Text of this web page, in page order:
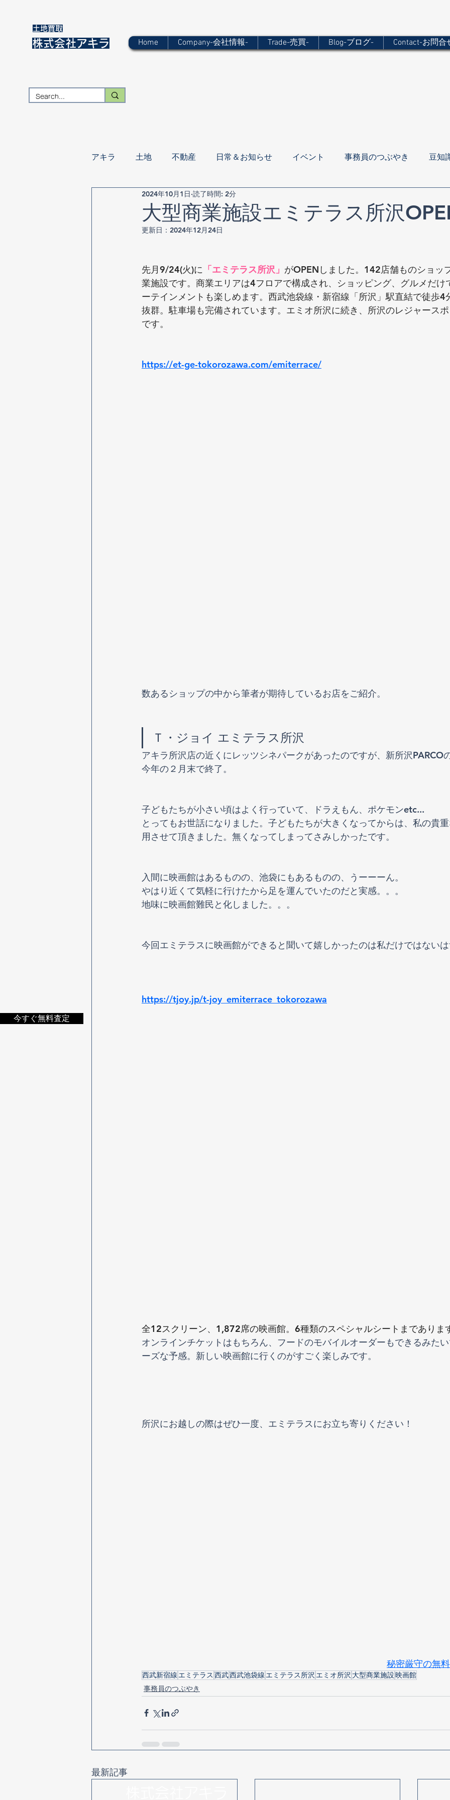
​土地買取
株式会社アキラ Home Company-会社情報- Trade-売買- Blog-ブログ- Contact-お問合
今すぐ無料査定
アキラ 土地 不動産 日常＆お知らせ イベント 事務員のつぶやき 豆知
大型商業施設エミテラス所沢
2024年10月1日 読了時間: 2分
更新日： 2024年12月24日
先月9/24(火)に 「エミテラス所沢」 がOPENしました。142店舗ものショッ
業施設です。商業エリアは4フロアで構成され、ショッピング、グルメだけ
ーテインメントも楽しめます。西武池袋線・新宿線「所沢」駅直結で徒歩4
抜群。駐車場も完備されています。エミオ所沢に続き、所沢のレジャース
です。
https://et-ge-tokorozawa.com/emiterrace/
数あるショップの中から筆者が期待しているお店をご紹介。
Ｔ・ジョイ エミテラス所沢
アキラ所沢店の近くにレッツシネパークがあったのですが、新所沢PARCO
今年の２月末で終了。
子どもたちが小さい頃はよく行っていて、ドラえもん、ポケモンetc...
とってもお世話になりました。子どもたちが大きくなってからは、私の貴
用させて頂きました。無くなってしまってさみしかったです。
入間に映画館はあるものの、池袋にもあるものの、うーーーん。
やはり近くて気軽に行けたから足を運んでいたのだと実感。。。
地味に映画館難民と化しました。。。
今回エミテラスに映画館ができると聞いて嬉しかったのは私だけではない
https://tjoy.jp/t-joy_emiterrace_tokorozawa
全12スクリーン、1,872席の映画館。6種類のスペシャルシートまでありま
オンラインチケットはもちろん、フードのモバイルオーダーもできるみた
ーズな予感。新しい映画館に行くのがすごく楽しみです。
所沢にお越しの際はぜひ一度、エミテラスにお立ち寄りください！
秘密厳守の無
西武新宿線 エミテラス 西武西武池袋線 エミテラス所沢 エミオ所沢 大型商業施設映画館
事務員のつぶやき
最新記事